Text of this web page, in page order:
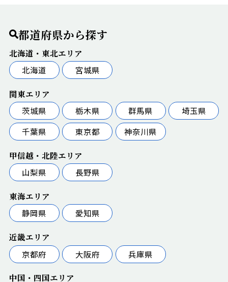
都道府県から探す
北海道・東北エリア
北海道
宮城県
関東エリア
茨城県
栃木県 群馬県
埼玉県
千葉県
東京都 神奈川県
甲信越・北陸エリア
山梨県
長野県
東海エリア
静岡県
愛知県
近畿エリア
京都府
大阪府 兵庫県
中国・四国エリア